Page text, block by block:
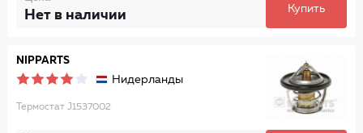
Нет в наличии Купить
NIPPARTS
Нидерланды
Термостат J1537002